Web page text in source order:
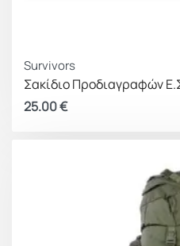
Survivors
Σακίδιο Προδιαγραφών
25.00€